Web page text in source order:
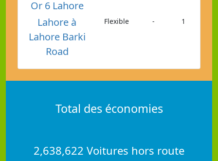
Or 6 Lahore
Lahore à
Lahore Barki
Road
Flexible - 1
Total des économies
2,638,622 Voitures hors route